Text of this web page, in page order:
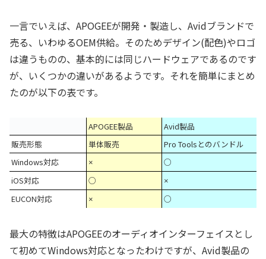
一言でいえば、APOGEEが開発・製造し、Avidブランドで
売る、いわゆるOEM供給。そのためデザイン(配色)やロゴ
は違うものの、基本的には同じハードウェアであるのです
が、いくつかの違いがあるようです。それを簡単にまとめ
たのが以下の表です。
APOGEE製品
Avid製品
販売形態
単体販売
Pro Toolsとのバンドル
Windows対応
×
○
iOS対応
○ ×
EUCON対応 × ○
最大の特徴はAPOGEEのオーディオインターフェイスとし
て初めてWindows対応となったわけですが、Avid製品の